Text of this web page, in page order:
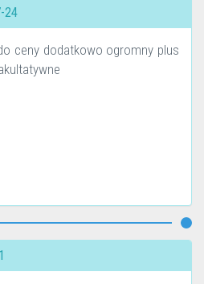
24
ceny dodatkowo ogromny plus